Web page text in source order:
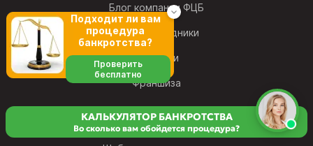
Блог компании ФЦБ
Наши сотрудники
Вакансии
Франшиза
КАЛЬКУЛЯТОР БАНКРОТСТВА
Во сколько вам обойдется процедура?
Подходит ли вам
процедура
банкротства?
Проверить
бесплатно